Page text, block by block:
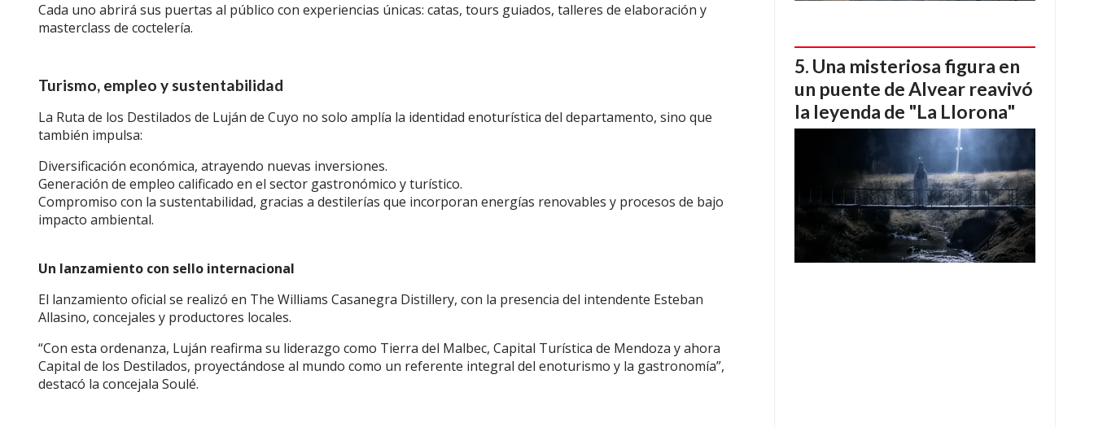
Cada uno abrirá sus puertas al público con experiencias únicas: catas, tours guiados, talleres de elaboración y
masterclass de coctelería.
Turismo, empleo y sustentabilidad
La Ruta de los Destilados de Luján de Cuyo no solo amplía la identidad enoturística del departamento, sino que
también impulsa:
Diversificación económica, atrayendo nuevas inversiones.
Generación de empleo calificado en el sector gastronómico y turístico.
Compromiso con la sustentabilidad, gracias a destilerías que incorporan energías renovables y procesos de bajo
impacto ambiental.
Un lanzamiento con sello internacional
El lanzamiento oficial se realizó en The Williams Casanegra Distillery, con la presencia del intendente Esteban
Allasino, concejales y productores locales.
“Con esta ordenanza, Luján reafirma su liderazgo como Tierra del Malbec, Capital Turística de Mendoza y ahora
Capital de los Destilados, proyectándose al mundo como un referente integral del enoturismo y la gastronomía”,
destacó la concejala Soulé.
Una misteriosa figura en
un puente de Alvear reavivó
la leyenda de "La Llorona"